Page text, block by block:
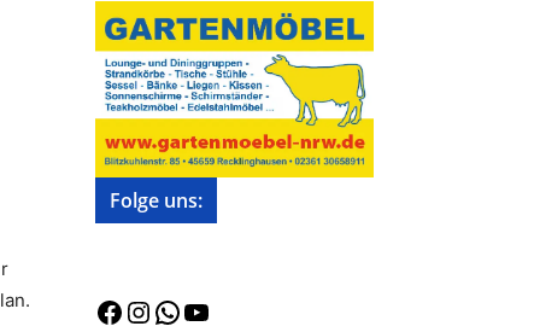
Folge uns:
Facebook
Instagram
WhatsApp
YouTube